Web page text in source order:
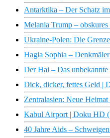
Antarktika – Der Schatz
Melania Trump –
Ukraine-Polen: Die
Hagia Sophia –
Der Hai – Das
Dick, dicker, fettes Geld |
Zentralasien: Neue
Kabul Airport | Doku HD
40 Jahre Aids –